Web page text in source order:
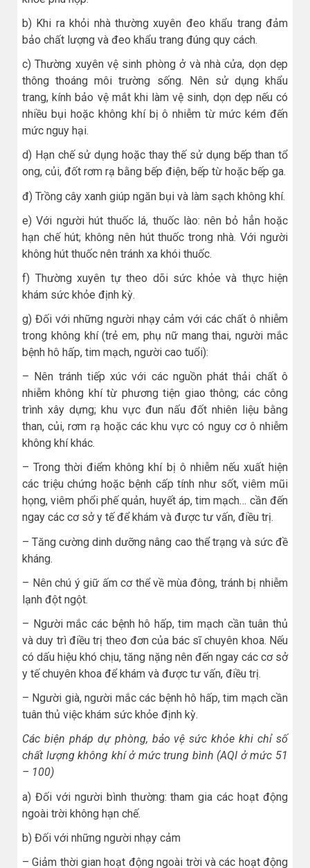
b) Khi ra khỏi nhà thường xuyên đeo khẩu trang đảm
bảo chất lượng và đeo khẩu trang đúng quy cách.
c) Thường xuyên vệ sinh phòng ở và nhà cửa, dọn dẹp
thông thoáng môi trường sống. Nên sử dụng khẩu
trang, kính bảo vệ mắt khi làm vệ sinh, dọn dẹp nếu có
nhiều bụi hoặc không khí bị ô nhiễm từ mức kém đến
mức nguy hại.
d) Hạn chế sử dụng hoặc thay thế sử dụng bếp than tổ
ong, củi, đốt rơm rạ bằng bếp điện, bếp từ hoặc bếp ga.
đ) Trồng cây xanh giúp ngăn bụi và làm sạch không khí.
e) Với người hút thuốc lá, thuốc lào: nên bỏ hẳn hoặc
hạn chế hút; không nên hút thuốc trong nhà. Với người
không hút thuốc nên tránh xa khói thuốc.
f) Thường xuyên tự theo dõi sức khỏe và thực hiện
khám sức khỏe định kỳ.
g) Đối với những người nhạy cảm với các chất ô nhiễm
trong không khí (trẻ em, phụ nữ mang thai, người mắc
bệnh hô hấp, tim mạch, người cao tuổi):
– Nên tránh tiếp xúc với các nguồn phát thải chất ô
nhiễm không khí từ phương tiện giao thông; các công
trình xây dựng; khu vực đun nấu đốt nhiên liệu bằng
than, củi, rơm rạ hoặc các khu vực có nguy cơ ô nhiễm
không khí khác.
– Trong thời điểm không khí bị ô nhiễm nếu xuất hiện
các triệu chứng hoặc bệnh cấp tính như sốt, viêm mũi
họng, viêm phổi phế quản, huyết áp, tim mạch… cần đến
ngay các cơ sở y tế để khám và được tư vấn, điều trị.
– Tăng cường dinh dưỡng nâng cao thể trạng và sức đề
kháng.
– Nên chú ý giữ ấm cơ thể về mùa đông, tránh bị nhiễm
lạnh đột ngột.
– Người mắc các bệnh hô hấp, tim mạch cần tuân thủ
và duy trì điều trị theo đơn của bác sĩ chuyên khoa. Nếu
có dấu hiệu khó chịu, tăng nặng nên đến ngay các cơ sở
y tế chuyên khoa để khám và được tư vấn, điều trị.
– Người già, người mắc các bệnh hô hấp, tim mạch cần
tuân thủ việc khám sức khỏe định kỳ.
Các biện pháp dự phòng, bảo vệ sức khỏe khi chỉ số
chất lượng không khí ở mức trung bình (AQI ở mức 51
– 100)
a) Đối với người bình thường: tham gia các hoạt động
ngoài trời không hạn chế.
b) Đối với những người nhạy cảm
– Giảm thời gian hoạt động ngoài trời và các hoạt động